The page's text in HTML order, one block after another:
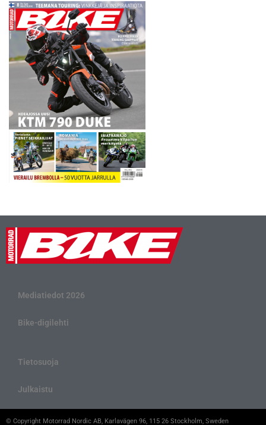
Mediatiedot 2026
Bike-digilehti
Tietosuoja
Julkaistu
© Copyright Motorrad Nordic AB, Karlavägen 96, 115 26 Stockholm, Sweden